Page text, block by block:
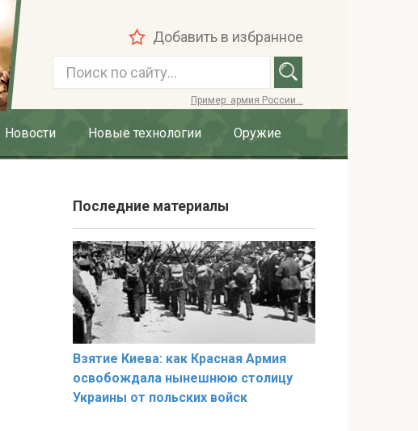
Добавить в избранное
и
:
Пример: армия России...
Новости Новые технологии Оружие
Последние материалы
Взятие Киева: как Красная Армия
освобождала нынешнюю столицу
Украины от польских войск